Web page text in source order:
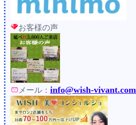
お客様の声
メール： info@wish-vivant.com